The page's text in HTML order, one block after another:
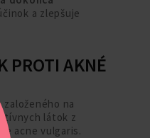
a zlepšuje
PROTI AKNÉ
založeného na
látok z
acne vulgaris.